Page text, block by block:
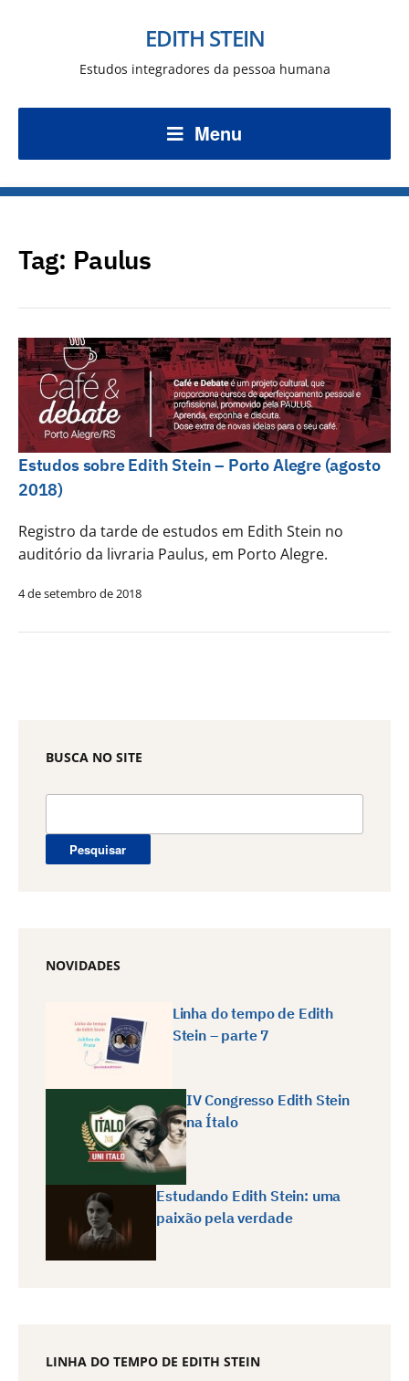
EDITH STEIN
Estudos integradores da pessoa humana
Menu
Tag: Paulus
Estudos sobre Edith Stein – Porto Alegre (agosto
2018)
Registro da tarde de estudos em Edith Stein no
auditório da livraria Paulus, em Porto Alegre.
4 de setembro de 2018
BUSCA NO SITE
NOVIDADES
Linha do tempo de Edith
Stein – parte 7
IV Congresso Edith Stein
na Ítalo
Estudando Edith Stein: uma
paixão pela verdade
LINHA DO TEMPO DE EDITH STEIN